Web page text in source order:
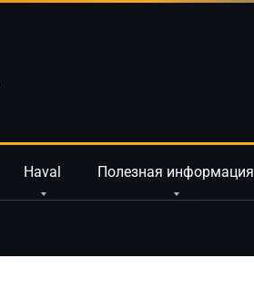
Haval Полезная информация